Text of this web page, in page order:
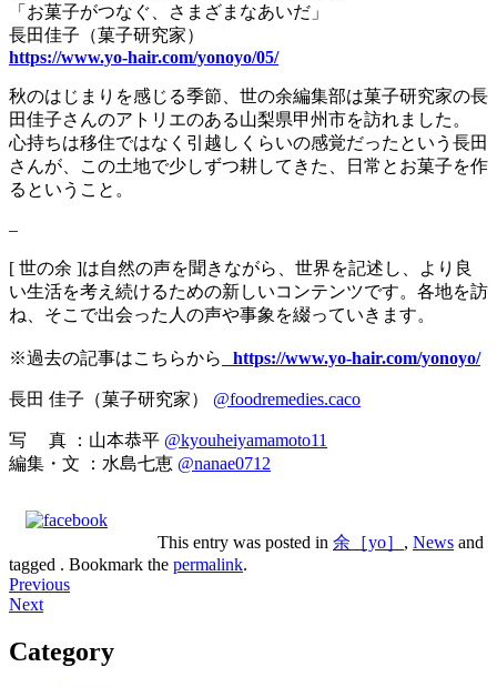
「お菓子がつなぐ、さまざまなあいだ」
長田佳子（菓子研究家）
https://www.yo-hair.com/yonoyo/05/
秋のはじまりを感じる季節、世の余編集部は菓子研究家の長
田佳子さんのアトリエのある山梨県甲州市を訪れました。
心持ちは移住ではなく引越しくらいの感覚だったという長田
さんが、この土地で少しずつ耕してきた、日常とお菓子を作
るということ。
–
[ 世の余 ]は自然の声を聞きながら、世界を記述し、より良
い生活を考え続けるための新しいコンテンツです。各地を訪
ね、そこで出会った人の声や事象を綴っていきます。
※過去の記事はこちらから https://www.yo-hair.com/yonoyo/
長田 佳子（菓子研究家） @foodremedies.caco
写 真 ：山本恭平 @kyouheiyamamoto11
編集・文 ：水島七恵 @nanae0712
This entry was posted in 余［yo］ , News and
tagged . Bookmark the permalink.
Post
navigation
Previous
Next
Category